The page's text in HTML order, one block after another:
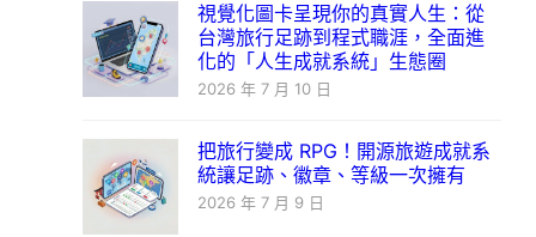
視覺化圖卡呈現你的真實人生：從
台灣旅行足跡到程式職涯，全面進
化的「人生成就系統」生態圈
2026 年 7 月 10 日
把旅行變成 RPG！開源旅遊成就系
統讓足跡、徽章、等級一次擁有
2026 年 7 月 9 日